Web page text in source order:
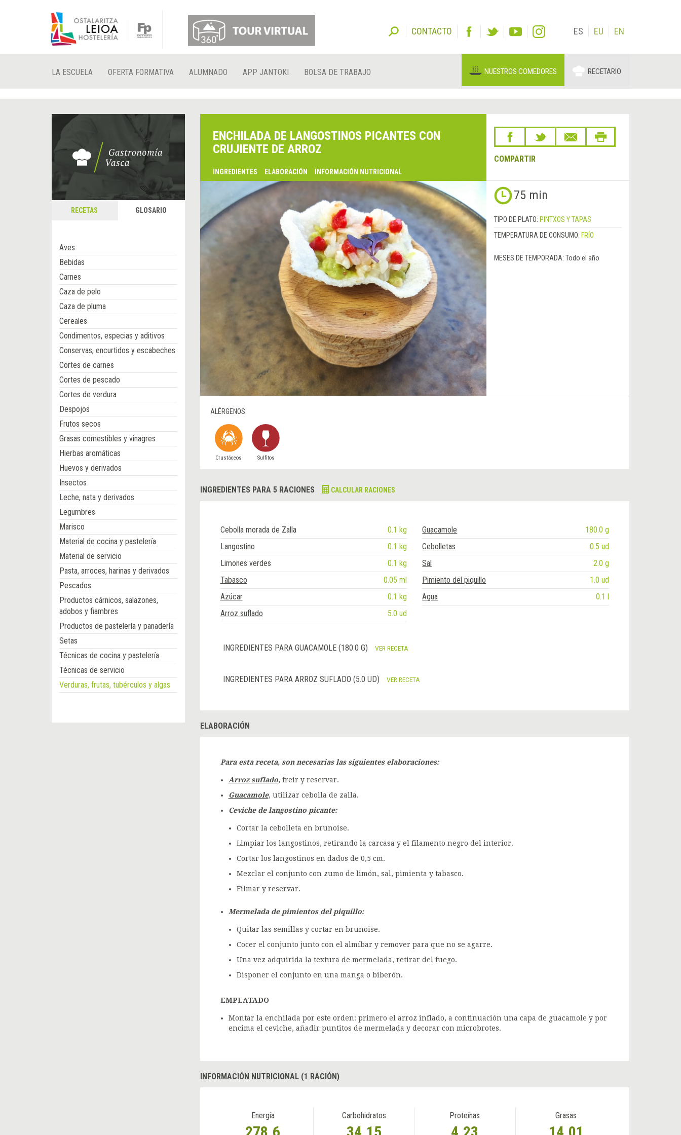
CONTACTO ES EU EN
LA ESCUELA OFERTA FORMATIVA ALUMNADO APP JANTOKI BOLSA DE TRABAJO NUESTROS COMEDORES RECETARIO
RECETAS GLOSARIO
Aves
Bebidas
Carnes
Caza de pelo
Caza de pluma
Cereales
Condimentos, especias y aditivos
Conservas, encurtidos y escabeches
Cortes de carnes
Cortes de pescado
Cortes de verdura
Despojos
Frutos secos
Grasas comestibles y vinagres
Hierbas aromáticas
Huevos y derivados
Insectos
Leche, nata y derivados
Legumbres
Marisco
Material de cocina y pastelería
Material de servicio
Pasta, arroces, harinas y derivados
Pescados
Productos cárnicos, salazones,
adobos y fiambres
Productos de pastelería y panadería
Setas
Técnicas de cocina y pastelería
Técnicas de servicio
Verduras, frutas, tubérculos y algas
ENCHILADA DE LANGOSTINOS PICANTES CON
CRUJIENTE DE ARROZ
INGREDIENTES ELABORACIÓN INFORMACIÓN NUTRICIONAL
COMPARTIR
75 min
TIPO DE PLATO: PINTXOS Y TAPAS
TEMPERATURA DE CONSUMO: FRÍO
MESES DE TEMPORADA: Todo el año
ALÉRGENOS:
Crustáceos Sulfitos
INGREDIENTES PARA 5 RACIONES CALCULAR RACIONES
Cebolla morada de Zalla 0.1 kg Guacamole
180.0 g
Langostino
0.1 kg Cebolletas
0.5 ud
Limones verdes
0.1 kg Sal
2.0 g
Tabasco
0.05 ml Pimiento del piquillo
1.0 ud
Azúcar
0.1 kg Agua
0.1 l
Arroz suflado
5.0 ud
INGREDIENTES PARA GUACAMOLE (180.0 G) VER RECETA
INGREDIENTES PARA ARROZ SUFLADO (5.0 UD) VER RECETA
ELABORACIÓN
Para esta receta, son necesarias las siguientes elaboraciones:
Arroz suflado, freír y reservar.
Guacamole, utilizar cebolla de zalla.
Ceviche de langostino picante:
Cortar la cebolleta en brunoise.
Limpiar los langostinos, retirando la carcasa y el filamento negro del interior.
Cortar los langostinos en dados de 0,5 cm.
Mezclar el conjunto con zumo de limón, sal, pimienta y tabasco.
Filmar y reservar.
Mermelada de pimientos del piquillo:
Quitar las semillas y cortar en brunoise.
Cocer el conjunto junto con el almíbar y remover para que no se agarre.
Una vez adquirida la textura de mermelada, retirar del fuego.
Disponer el conjunto en una manga o biberón.
EMPLATADO
Montar la enchilada por este orden: primero el arroz inflado, a continuación una capa de guacamole y por
encima el ceviche, añadir puntitos de mermelada y decorar con microbrotes.
INFORMACIÓN NUTRICIONAL (1 RACIÓN)
Energía Carbohidratos Proteínas Grasas